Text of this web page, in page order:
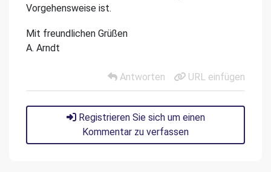
Vorgehensweise ist.
Mit freundlichen Grüßen
A. Arndt
Antworten URL einfügen
Registrieren Sie sich um einen
Kommentar zu verfassen